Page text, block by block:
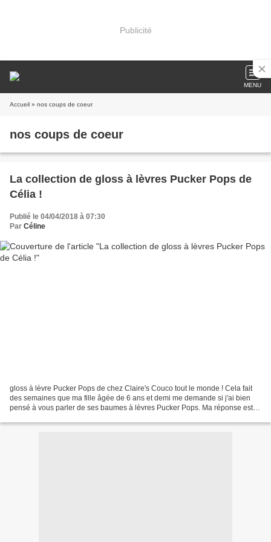
Publicité
MENU
Accueil » nos coups de coeur
nos coups de coeur
La collection de gloss à lèvres Pucker Pops de
Célia !
Publié le 04/04/2018 à 07:30
Par Céline
gloss à lèvre Pucker Pops de chez Claire's Couco tout le monde ! Cela fait
des semaines que ma fille âgée de 6 ans et demi me demande si j'ai bien
pensé à vous parler de ses baumes à lèvres Pucker Pops. Ma réponse est